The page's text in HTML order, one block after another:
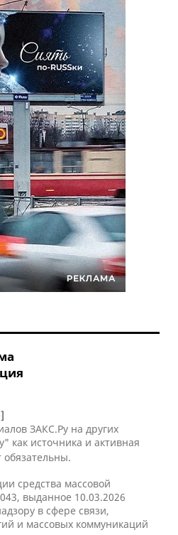
ЗАКС.Ру на других
как источника и активная
средства массовой
выданное 10.03.2026
в сфере связи,
и массовых коммуникаций